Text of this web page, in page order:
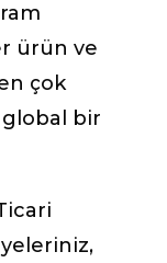
ürün ve
çok
bir